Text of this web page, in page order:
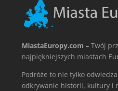
MiastaEuropy.com – Twój
najpiękniejszych miastach
Podróże to nie tylko
odkrywanie historii, kultury i